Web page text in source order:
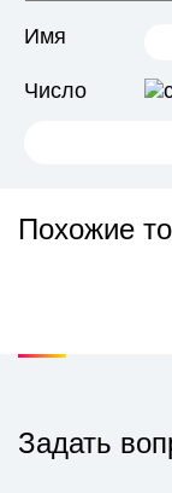
Имя
Число
Похожие
Задать